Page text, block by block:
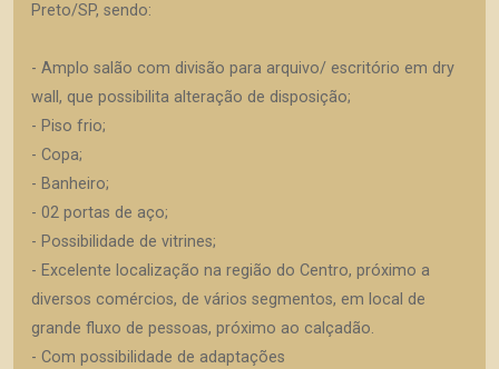
Preto/SP, sendo:
- Amplo salão com divisão para arquivo/ escritório em dry
wall, que possibilita alteração de disposição;
- Piso frio;
- Copa;
- Banheiro;
- 02 portas de aço;
- Possibilidade de vitrines;
- Excelente localização na região do Centro, próximo a
diversos comércios, de vários segmentos, em local de
grande fluxo de pessoas, próximo ao calçadão.
- Com possibilidade de adaptações